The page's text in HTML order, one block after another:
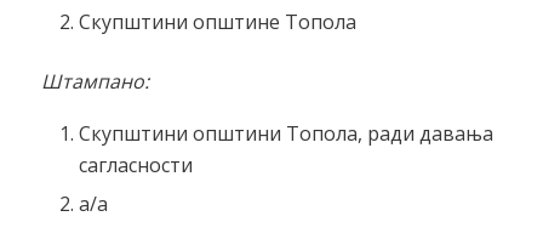
Скупштини општине Топола
Штампано:
Скупштини општини Топола, ради давања
сагласности
а/а